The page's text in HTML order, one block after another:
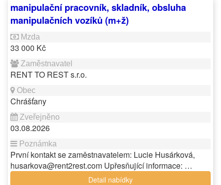
manipulační pracovník, skladník, obsluha
manipulačních vozíků (m+ž)
33 000 Kč
RENT TO REST s.r.o.
Chrášťany
03.08.2026
První kontakt se zaměstnavatelem: Lucie Husárková,
husarkova@rent2rest.com Upřesňující informace: …
Detail nabídky